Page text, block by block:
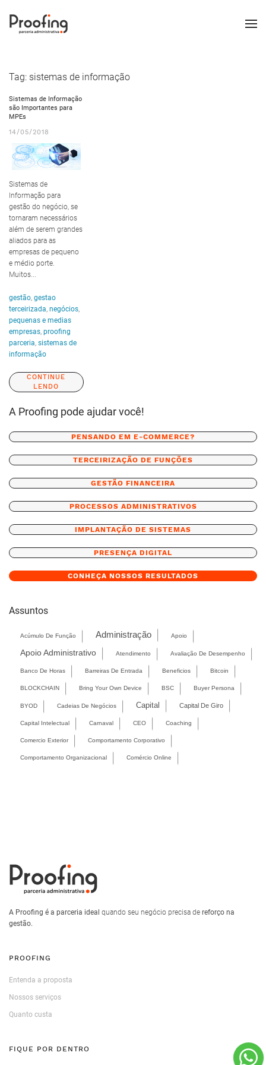
Tag: sistemas de informação
Sistemas de Informação
são Importantes para
MPEs
14/05/2018
Sistemas de
Informação para
gestão do negócio, se
tornaram necessários
além de serem grandes
aliados para as
empresas de pequeno
e médio porte.
Muitos...
gestão, gestao
terceirizada, negócios,
pequenas e medias
empresas, proofing
parceria, sistemas de
informação
CONTINUE
LENDO
A Proofing pode ajudar você!
PENSANDO EM E-COMMERCE?
TERCEIRIZAÇÃO DE FUNÇÕES
GESTÃO FINANCEIRA
PROCESSOS ADMINISTRATIVOS
IMPLANTAÇÃO DE SISTEMAS
PRESENÇA DIGITAL
CONHEÇA NOSSOS RESULTADOS
Assuntos
Acúmulo De Função Administração Apoio
Apoio Administrativo Atendimento Avaliação De Desempenho
Banco De Horas Barreiras De Entrada Beneficios Bitcoin
BLOCKCHAIN Bring Your Own Device BSC Buyer Persona
BYOD Cadeias De Negócios Capital Capital De Giro
Capital Intelectual Carnaval CEO Coaching
Comercio Exterior Comportamento Corporativo
Comportamento Organizacional Comércio Online
A Proofing é a parceria ideal quando seu negócio precisa de reforço na
gestão.
PROOFING
Entenda a proposta
Nossos serviços
Quanto custa
FIQUE POR DENTRO